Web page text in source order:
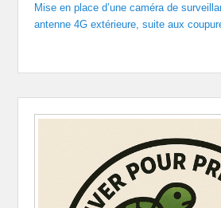
Mise en place d’une caméra de
antenne 4G extérieure, suite aux